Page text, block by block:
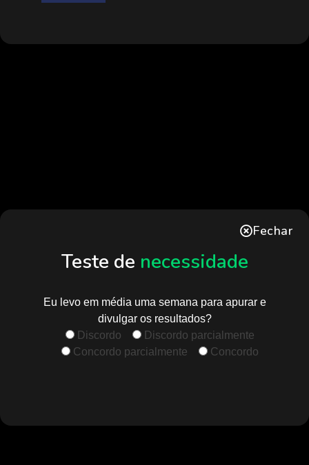
Fechar
Teste de necessidade
Eu levo em média uma semana para apurar e
divulgar os resultados?
Discordo
Discordo parcialmente
Concordo parcialmente
Concordo